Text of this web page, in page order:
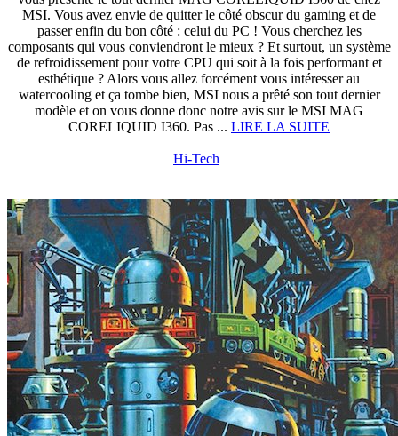
MSI. Vous avez envie de quitter le côté obscur du gaming et de
passer enfin du bon côté : celui du PC ! Vous cherchez les
composants qui vous conviendront le mieux ? Et surtout, un système
de refroidissement pour votre CPU qui soit à la fois performant et
esthétique ? Alors vous allez forcément vous intéresser au
watercooling et ça tombe bien, MSI nous a prêté son tout dernier
modèle et on vous donne donc notre avis sur le MSI MAG
CORELIQUID I360. Pas ... LIRE LA SUITE
Hi-Tech